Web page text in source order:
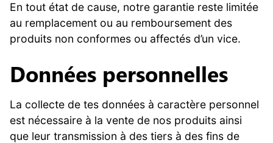
En tout état de cause, notre garantie reste limitée
au remplacement ou au remboursement des
produits non conformes ou affectés d’un vice.
Données personnelles
La collecte de tes données à caractère personnel
est nécessaire à la vente de nos produits ainsi
que leur transmission à des tiers à des fins de